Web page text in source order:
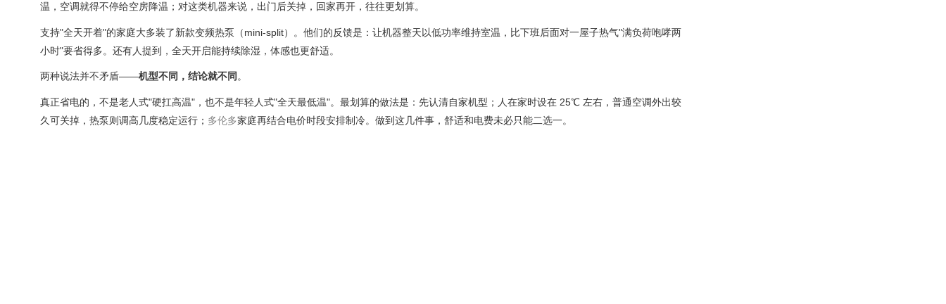
温，空调就得不停给空房降温；对这类机器来说，出门后关掉，回家再开，往往更划算。
支持"全天开着"的家庭大多装了新款变频热泵（mini-split）。他们的反馈是：让机器整天以低功率维持室温，比下班后面对一屋子热气"满负荷咆哮两
小时"要省得多。还有人提到，全天开启能持续除湿，体感也更舒适。
两种说法并不矛盾——机型不同，结论就不同 。
真正省电的，不是老人式"硬扛高温"，也不是年轻人式"全天最低温"。最划算的做法是：先认清自家机型；人在家时设在 25℃ 左右，普通空调外出较
久可关掉，热泵则调高几度稳定运行； 多伦多家庭再结合电价时段安排制冷。做到这几件事，舒适和电费未必只能二选一。